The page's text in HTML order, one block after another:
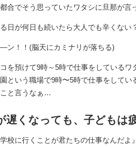
合でそう思っていたワタシに旦那が言
る日が何日も続いたら大人でも辛くない
！！(脳天にカミナリが落ちる)
を預けて9時～5時で仕事をしているワ
という職場で9時〜5時で仕事をして
と言うなぁ…
遅くなっても、子どもは
校に行くことが君たちの仕事なんだよ